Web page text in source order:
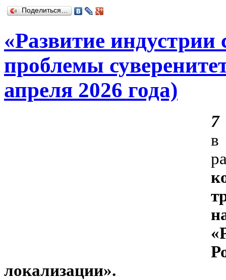
Поделиться…
«Развитие индустрии
проблемы
апреля 2026 года)
7
локализации».